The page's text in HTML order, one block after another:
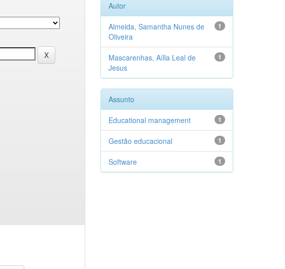
Autor
1
Almeida, Samantha Nunes de
Oliveira
1
Mascarenhas, Aílla Leal de
Jesus
Assunto
1
Educational management
1
Gestão educacional
1
Software